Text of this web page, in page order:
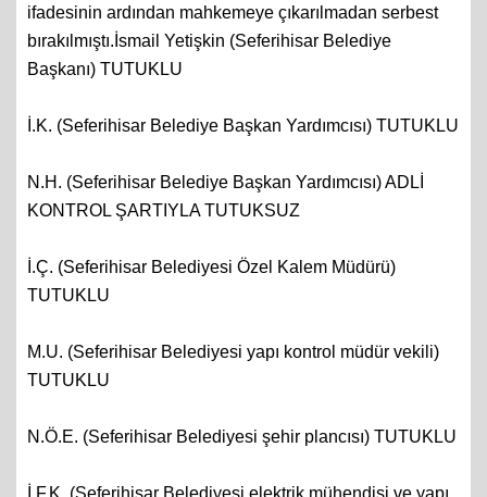
serbest bırakılmasına karar verdi. 2 kişi ise, savcılık
ifadesinin ardından mahkemeye çıkarılmadan serbest
bırakılmıştı.İsmail Yetişkin (Seferihisar Belediye
N.H. (Seferihisar Belediye Başkan Yardımcısı) ADLİ
İ.Ç. (Seferihisar Belediyesi Özel Kalem Müdürü)
M.U. (Seferihisar Belediyesi yapı kontrol müdür vekili)